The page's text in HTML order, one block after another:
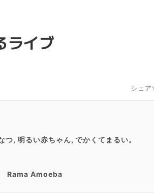
ライブ
シェア
, 明るい赤ちゃん, でかくてまるい。
Rama Amoeba